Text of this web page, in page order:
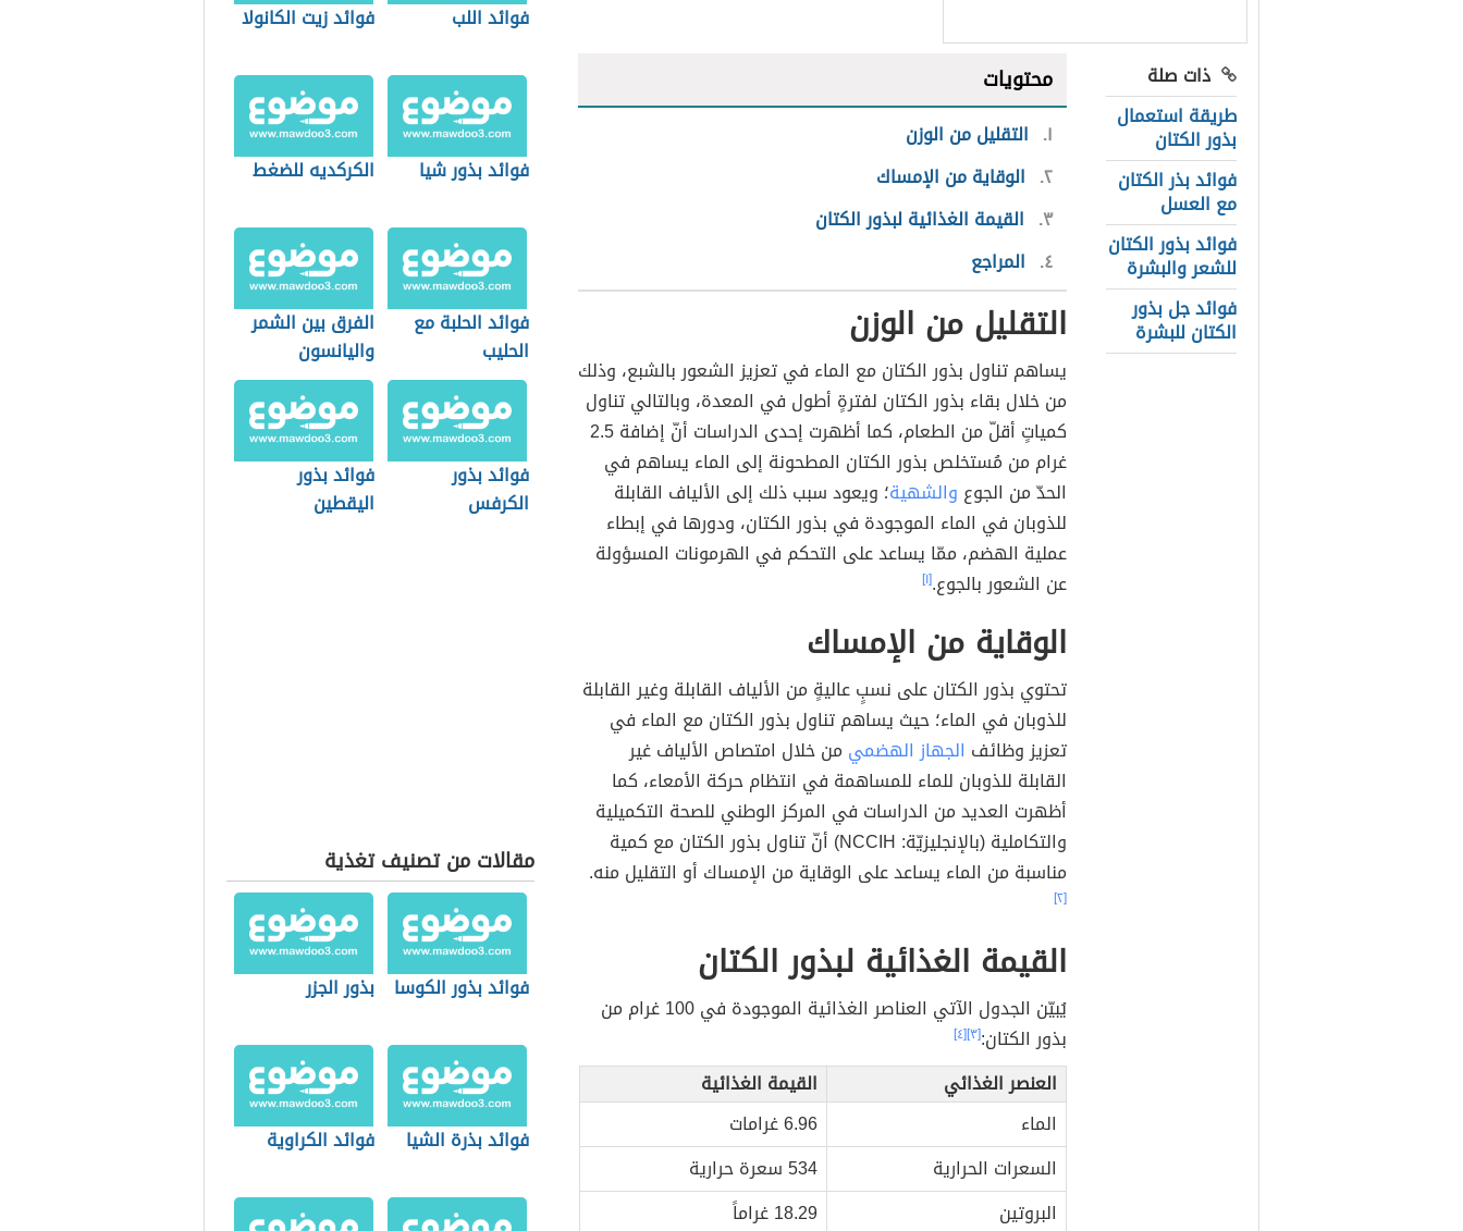
ذات صلة
طريقة استعمال
بذور الكتان
فوائد بذر الكتان
مع العسل
فوائد بذور الكتان
للشعر والبشرة
فوائد جل بذور
الكتان للبشرة
محتويات
١ التقليل من الوزن
٢ الوقاية من الإمساك
٣ القيمة الغذائية لبذور الكتان
٤ المراجع
التقليل من الوزن
يساهم تناول بذور الكتان مع الماء في تعزيز الشعور بالشبع، وذلك
من خلال بقاء بذور الكتان لفترةٍ أطول في المعدة، وبالتالي تناول
كمياتٍ أقلّ من الطعام، كما أظهرت إحدى الدراسات أنّ إضافة 2.5
غرام من مُستخلص بذور الكتان المطحونة إلى الماء يساهم في
الحدّ من الجوع والشهية؛ ويعود سبب ذلك إلى الألياف القابلة
للذوبان في الماء الموجودة في بذور الكتان، ودورها في إبطاء
عملية الهضم، ممّا يساعد على التحكم في الهرمونات المسؤولة
عن الشعور بالجوع.[١]
الوقاية من الإمساك
تحتوي بذور الكتان على نسبٍ عاليةٍ من الألياف القابلة وغير القابلة
للذوبان في الماء؛ حيث يساهم تناول بذور الكتان مع الماء في
تعزيز وظائف الجهاز الهضمي من خلال امتصاص الألياف غير
القابلة للذوبان للماء للمساهمة في انتظام حركة الأمعاء، كما
أظهرت العديد من الدراسات في المركز الوطني للصحة التكميلية
والتكاملية (بالإنجليزيّة: NCCIH) أنّ تناول بذور الكتان مع كمية
مناسبة من الماء يساعد على الوقاية من الإمساك أو التقليل منه.
[٢]
القيمة الغذائية لبذور الكتان
يُبيّن الجدول الآتي العناصر الغذائية الموجودة في 100 غرام من
بذور الكتان:[٣] [٤]
العنصر الغذائي
القيمة الغذائية
الماء
6.96 غرامات
السعرات الحرارية
534 سعرة حرارية
البروتين
18.29 غراماً
فوائد اللب فوائد زيت الكانولا
فوائد بذور شيا الكركديه للضغط
فوائد الحلبة مع
الحليب
الفرق بين الشمر
واليانسون
فوائد بذور
الكرفس
فوائد بذور
اليقطين
مقالات من تصنيف تغذية
فوائد بذور الكوسا بذور الجزر
فوائد بذرة الشيا فوائد الكراوية